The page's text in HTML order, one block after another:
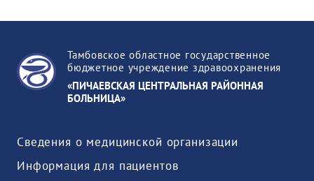
Тамбовское областное государственное
бюджетное учреждение здравоохранения
«ПИЧАЕВСКАЯ ЦЕНТРАЛЬНАЯ РАЙОННАЯ
БОЛЬНИЦА»
Сведения о медицинской организации
Информация для пациентов